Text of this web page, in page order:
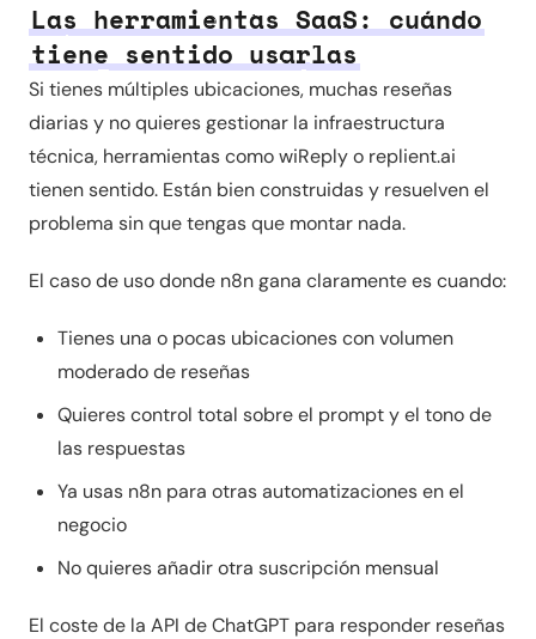
Las herramientas SaaS: cuándo
tiene sentido usarlas
Si tienes múltiples ubicaciones, muchas reseñas
diarias y no quieres gestionar la infraestructura
técnica, herramientas como wiReply o replient.ai
tienen sentido. Están bien construidas y resuelven el
problema sin que tengas que montar nada.
El caso de uso donde n8n gana claramente es cuando:
Tienes una o pocas ubicaciones con volumen
moderado de reseñas
Quieres control total sobre el prompt y el tono de
las respuestas
Ya usas n8n para otras automatizaciones en el
negocio
No quieres añadir otra suscripción mensual
El coste de la API de ChatGPT para responder reseñas